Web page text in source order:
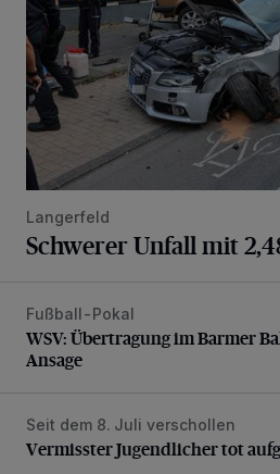
Langerfeld
Schwerer Unfall mit
WSV: Übertragung im Barmer
Fußball-Pokal
WSV: Übertragung im Barmer
Ansage
Vermisster Jugendlicher tot
Seit dem 8. Juli verschollen
Vermisster Jugendlicher tot